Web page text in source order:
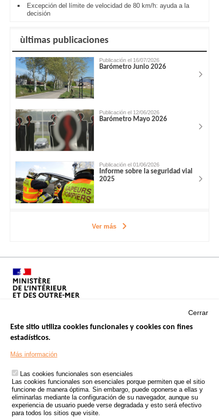
Excepción del límite de velocidad de 80 km/h: ayuda a la
decisión
ùltimas publicaciones
Publicación el 16/07/2026
Barómetro Junio 2026
Publicación el 12/06/2026
Barómetro Mayo 2026
Publicación el 01/06/2026
Informe sobre la seguridad vial
2025
Ver más
Footer
TRATAMIENTO DE DATOS PERSONALES PROCEDENTES DE
ACCIDENTES DE TRÁFICO
ESTUDIOS
CONVOCATORIA DE PROYECTOS DE ESTUDIOS
Cerrar
Este sitio utiliza cookies funcionales y cookies con fines
estadísticos.
Más información
Las cookies funcionales son esenciales
Las cookies funcionales son esenciales porque permiten que el sitio
funcione de manera óptima. Sin embargo, puede oponerse a ellas y
eliminarlas mediante la configuración de su navegador, aunque su
experiencia de usuario puede verse degradada y esto será efectivo
para todos los sitios que visite.